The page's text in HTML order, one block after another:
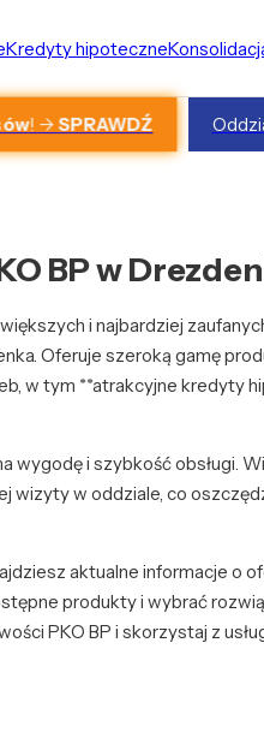
Kredyty hipoteczne
! ->SPRAWDŹ
BP w
i najbardziej
Oferuje szeroką gamę
w tym **atrakcyjne kredyty
wygodę i szybkość obsługi.
wizyty w oddziale, co
aktualne informacje o
produkty i wybrać
PKO BP i skorzystaj z